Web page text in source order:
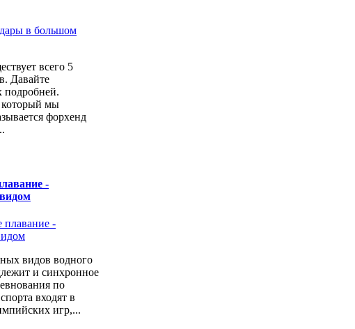
всего 5
Давайте
подробней.
мы
форхенд
-
видов водного
и синхронное
по
входят в
игр,...